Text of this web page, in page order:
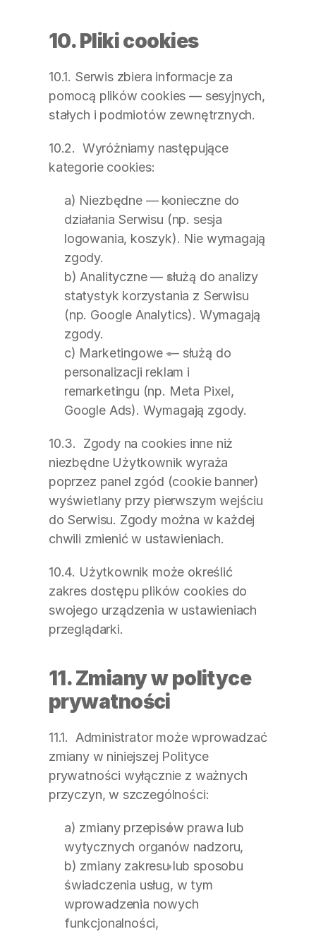
10. Pliki cookies
10.1. Serwis zbiera informacje za
pomocą plików cookies — sesyjnych,
stałych i podmiotów zewnętrznych.
10.2.  Wyróżniamy następujące
kategorie cookies:
a) Niezbędne — konieczne do
działania Serwisu (np. sesja
logowania, koszyk). Nie wymagają
zgody.
b) Analityczne — służą do analizy
statystyk korzystania z Serwisu
(np. Google Analytics). Wymagają
zgody.
c) Marketingowe — służą do
personalizacji reklam i
remarketingu (np. Meta Pixel,
Google Ads). Wymagają zgody.
10.3.  Zgody na cookies inne niż
niezbędne Użytkownik wyraża
poprzez panel zgód (cookie banner)
wyświetlany przy pierwszym wejściu
do Serwisu. Zgody można w każdej
chwili zmienić w ustawieniach.
10.4. Użytkownik może określić
zakres dostępu plików cookies do
swojego urządzenia w ustawieniach
przeglądarki.
11. Zmiany w polityce
prywatności
11.1.  Administrator może wprowadzać
zmiany w niniejszej Polityce
prywatności wyłącznie z ważnych
przyczyn, w szczególności:
a) zmiany przepisów prawa lub
wytycznych organów nadzoru,
b) zmiany zakresu lub sposobu
świadczenia usług, w tym
wprowadzenia nowych
funkcjonalności,